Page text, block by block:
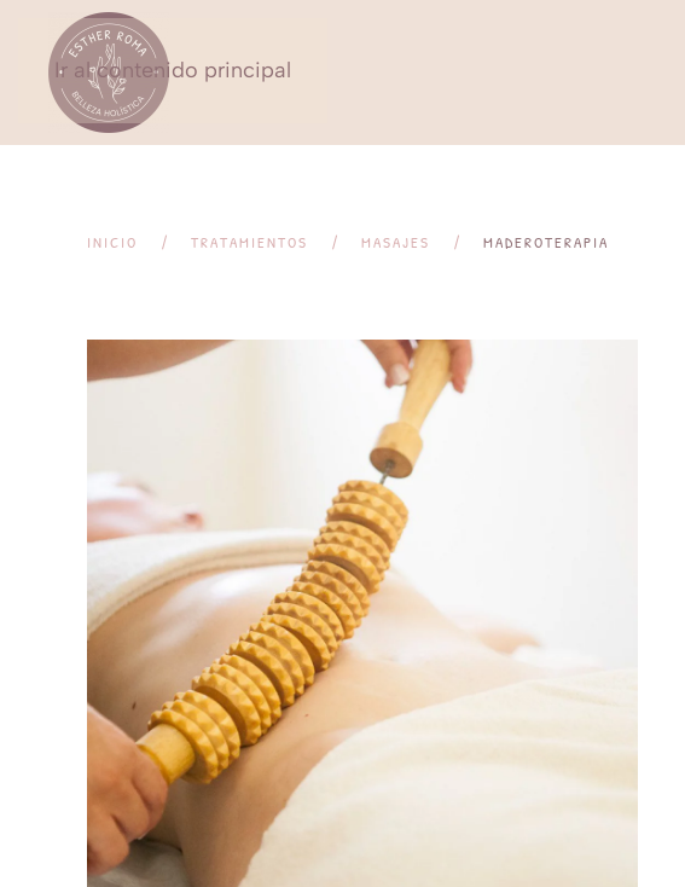
Ir al contenido principal
INICIO TRATAMIENTOS MASAJES MADEROTERAPIA